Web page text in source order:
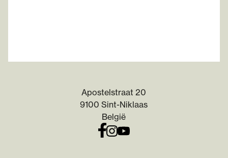
Apostelstraat 20
9100 Sint-Niklaas
België